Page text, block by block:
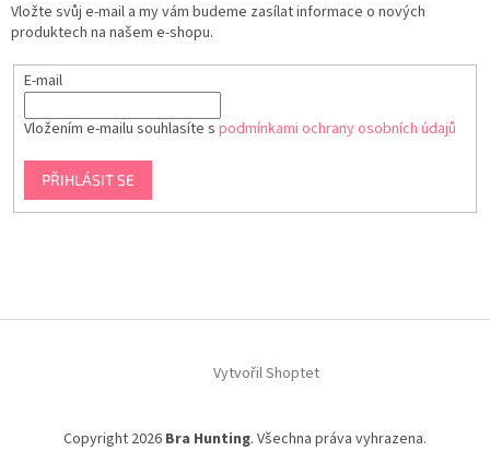
Vložte svůj e-mail a my vám budeme zasílat informace o nových
produktech na našem e-shopu.
E-mail
Vložením e-mailu souhlasíte s podmínkami ochrany osobních údajů
PŘIHLÁSIT SE
Vytvořil Shoptet
Copyright 2026 Bra Hunting. Všechna práva vyhrazena.